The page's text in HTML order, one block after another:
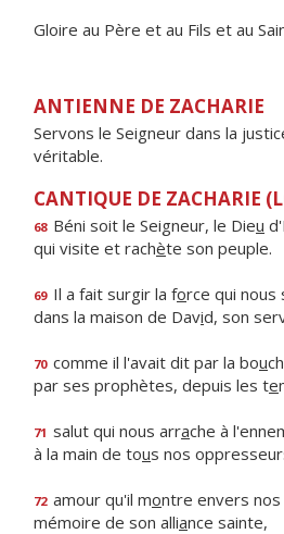
Gloire au Père et au Fils et au
ANTIENNE DE ZACHARIE
Servons le Seigneur dans la
véritable.
CANTIQUE DE ZACHARIE
68 Béni soit le Seigneur, le Dieu
qui visite et rachète son peuple.
69 Il a fait surgir la force qui nous
dans la maison de David, son
70 comme il l'avait dit par la bou
par ses prophètes, depuis les te
71 salut qui nous arrache à
à la main de tous nos
72 amour qu'il montre envers
mémoire de son alliance sainte,